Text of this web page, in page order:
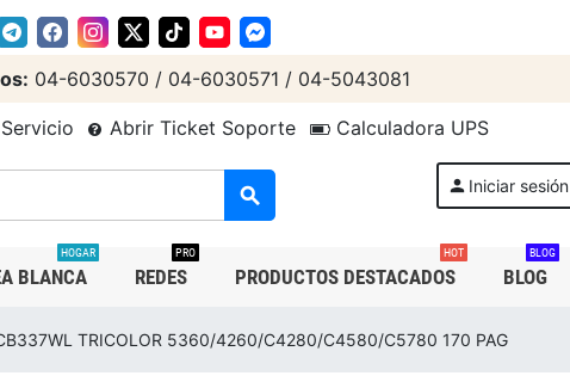
04-6030570 / 04-6030571 / 04-5043081
Abrir Ticket Soporte Calculadora UPS
search person Iniciar sesión
BLANCA
HOGAR
REDES
PRO
PRODUCTOS DESTACADOS
HOT
BLOG
BLOG
TRICOLOR 5360/4260/C4280/C4580/C5780 170 PAG